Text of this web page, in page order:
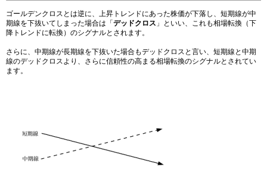
ゴールデンクロスとは逆に、上昇トレンドにあった株価が下落し、短期線が中
期線を下抜いてしまった場合は「 デッドクロス 」といい、これも相場転換（下
降トレンドに転換）のシグナルとされます。
さらに、中期線が長期線を下抜いた場合もデッドクロスと言い、短期線と中期
線のデッドクロスより、さらに信頼性の高まる相場転換のシグナルとされてい
ます。